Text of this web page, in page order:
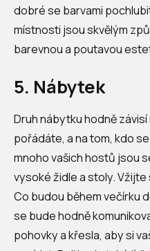
dobré se barvami
místnosti jsou skvělým
barevnou a poutavou
5. Nábytek
Druh nábytku hodně
pořádáte, a na tom, kdo
mnoho vašich hostů jsou
vysoké židle a stoly.
Co budou během večírku
se bude hodně
pohovky a křesla, aby si